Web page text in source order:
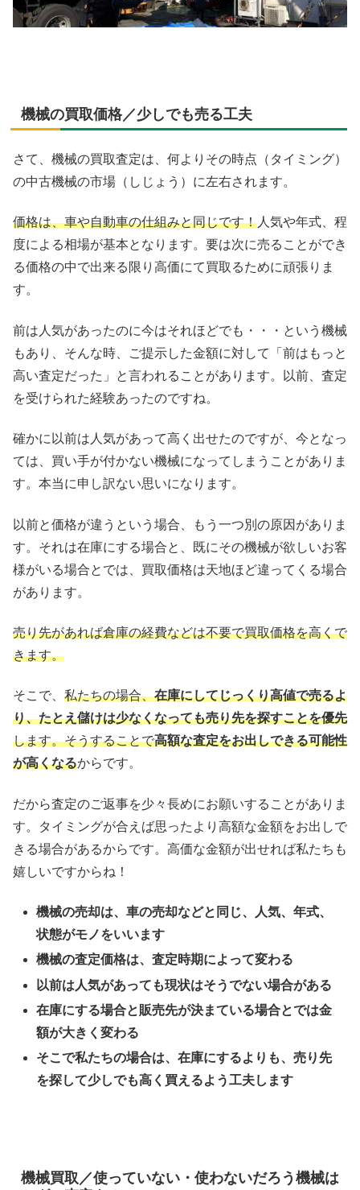
機械の買取価格／少しでも売る工夫
さて、機械の買取査定は、何よりその時点（タイミング）
の中古機械の市場（しじょう）に左右されます。
価格は、車や自動車の仕組みと同じです！人気や年式、程
度による相場が基本となります。要は次に売ることができ
る価格の中で出来る限り高価にて買取るために頑張りま
す。
前は人気があったのに今はそれほどでも・・・という機械
もあり、そんな時、ご提示した金額に対して「前はもっと
高い査定だった」と言われることがあります。以前、査定
を受けられた経験あったのですね。
確かに以前は人気があって高く出せたのですが、今となっ
ては、買い手が付かない機械になってしまうことがありま
す。本当に申し訳ない思いになります。
以前と価格が違うという場合、もう一つ別の原因がありま
す。それは在庫にする場合と、既にその機械が欲しいお客
様がいる場合とでは、買取価格は天地ほど違ってくる場合
があります。
売り先があれば倉庫の経費などは不要で買取価格を高くで
きます。
そこで、 私たちの場合、在庫にしてじっくり高値で売るよ
り、たとえ儲けは少なくなっても売り先を探すことを優先
します。そうすることで高額な査定をお出しできる可能性
が高くなるからです。
だから査定のご返事を少々長めにお願いすることがありま
す。タイミングが合えば思ったより高額な金額をお出しで
きる場合があるからです。高価な金額が出せれば私たちも
嬉しいですからね！
機械の売却は、車の売却などと同じ、人気、年式、
状態がモノをいいます
機械の査定価格は、査定時期によって変わる
以前は人気があっても現状はそうでない場合がある
在庫にする場合と販売先が決まている場合とでは金
額が大きく変わる
そこで私たちの場合は、在庫にするよりも、売り先
を探して少しでも高く買えるよう工夫します
機械買取／使っていない・使わないだろう機械は